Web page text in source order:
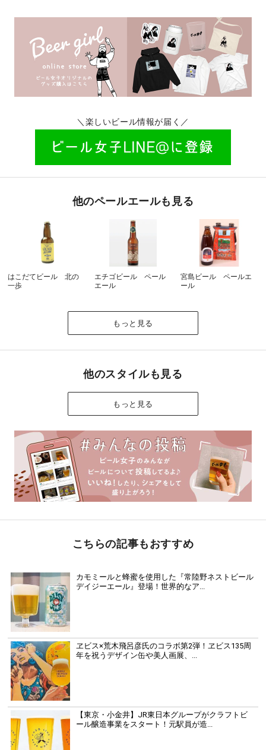
＼楽しいビール情報が届く／
他のペールエールも見る
はこだてビール 北の
一歩
エチゴビール ペール
エール
宮島ビール ペールエ
ール
もっと見る
他のスタイルも見る
もっと見る
こちらの記事もおすすめ
カモミールと蜂蜜を使用した『常陸野ネストビール
デイジーエール』登場！世界的なア...
ヱビス×荒木飛呂彦氏のコラボ第2弾！ヱビス135周
年を祝うデザイン缶や美人画展、...
【東京・小金井】JR東日本グループがクラフトビ
ール醸造事業をスタート！元駅員が造...